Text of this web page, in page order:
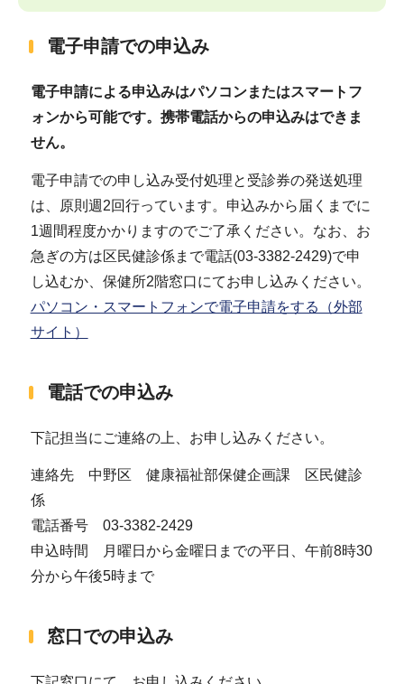
電子申請での申込み
電子申請による申込みはパソコンまたはスマートフ
ォンから可能です。携帯電話からの申込みはできま
せん。
電子申請での申し込み受付処理と受診券の発送処理
は、原則週2回行っています。申込みから届くまでに
1週間程度かかりますのでご了承ください。なお、お
急ぎの方は区民健診係まで電話(03-3382-2429)で申
し込むか、保健所2階窓口にてお申し込みください。
パソコン・スマートフォンで電子申請をする（外部
サイト）
電話での申込み
下記担当にご連絡の上、お申し込みください。
連絡先 中野区 健康福祉部保健企画課 区民健診
係
電話番号 03-3382-2429
申込時間 月曜日から金曜日までの平日、午前8時30
分から午後5時まで
窓口での申込み